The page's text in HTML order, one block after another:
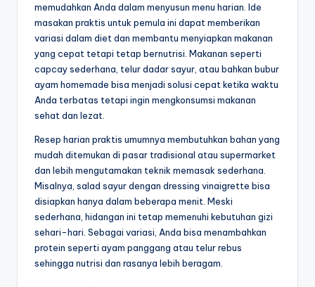
memudahkan Anda dalam menyusun menu harian. Ide
masakan praktis untuk pemula ini dapat memberikan
variasi dalam diet dan membantu menyiapkan makanan
yang cepat tetapi tetap bernutrisi. Makanan seperti
capcay sederhana, telur dadar sayur, atau bahkan bubur
ayam homemade bisa menjadi solusi cepat ketika waktu
Anda terbatas tetapi ingin mengkonsumsi makanan
sehat dan lezat.
Resep harian praktis umumnya membutuhkan bahan yang
mudah ditemukan di pasar tradisional atau supermarket
dan lebih mengutamakan teknik memasak sederhana.
Misalnya, salad sayur dengan dressing vinaigrette bisa
disiapkan hanya dalam beberapa menit. Meski
sederhana, hidangan ini tetap memenuhi kebutuhan gizi
sehari-hari. Sebagai variasi, Anda bisa menambahkan
protein seperti ayam panggang atau telur rebus
sehingga nutrisi dan rasanya lebih beragam.